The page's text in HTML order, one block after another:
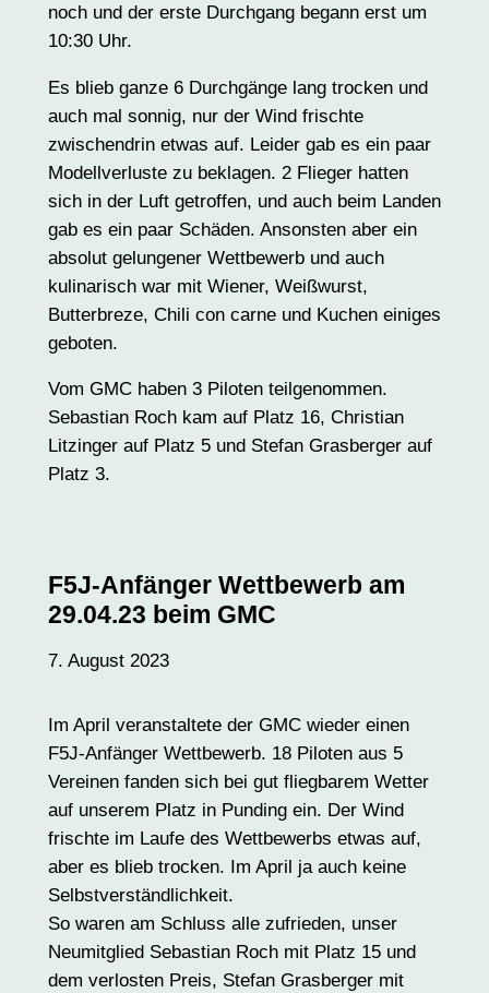
noch und der erste Durchgang begann erst um
10:30 Uhr.
Es blieb ganze 6 Durchgänge lang trocken und
auch mal sonnig, nur der Wind frischte
zwischendrin etwas auf. Leider gab es ein paar
Modellverluste zu beklagen. 2 Flieger hatten
sich in der Luft getroffen, und auch beim Landen
gab es ein paar Schäden. Ansonsten aber ein
absolut gelungener Wettbewerb und auch
kulinarisch war mit Wiener, Weißwurst,
Butterbreze, Chili con carne und Kuchen einiges
geboten.
Vom GMC haben 3 Piloten teilgenommen.
Sebastian Roch kam auf Platz 16, Christian
Litzinger auf Platz 5 und Stefan Grasberger auf
Platz 3.
F5J-Anfänger Wettbewerb am
29.04.23 beim GMC
7. August 2023
Im April veranstaltete der GMC wieder einen
F5J-Anfänger Wettbewerb. 18 Piloten aus 5
Vereinen fanden sich bei gut fliegbarem Wetter
auf unserem Platz in Punding ein. Der Wind
frischte im Laufe des Wettbewerbs etwas auf,
aber es blieb trocken. Im April ja auch keine
Selbstverständlichkeit.
So waren am Schluss alle zufrieden, unser
Neumitglied Sebastian Roch mit Platz 15 und
dem verlosten Preis, Stefan Grasberger mit